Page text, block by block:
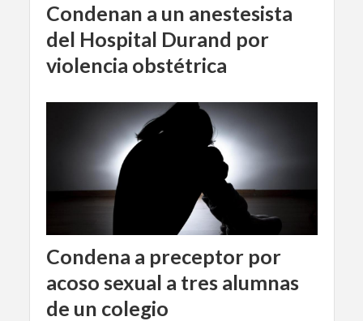
Condenan a un anestesista
del Hospital Durand por
violencia obstétrica
Condena a preceptor por
acoso sexual a tres alumnas
de un colegio